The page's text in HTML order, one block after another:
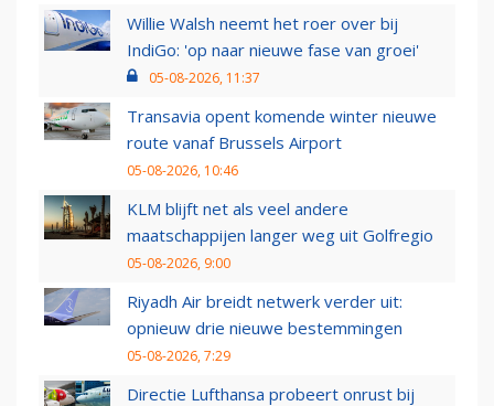
Willie Walsh neemt het roer over bij
IndiGo: 'op naar nieuwe fase van groei'
05-08-2026, 11:37
Transavia opent komende winter nieuwe
route vanaf Brussels Airport
05-08-2026, 10:46
KLM blijft net als veel andere
maatschappijen langer weg uit Golfregio
05-08-2026, 9:00
Riyadh Air breidt netwerk verder uit:
opnieuw drie nieuwe bestemmingen
05-08-2026, 7:29
Directie Lufthansa probeert onrust bij